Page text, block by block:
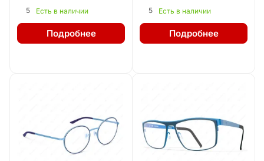
5 Есть в наличии
Подробнее
5 Есть в наличии
Подробнее